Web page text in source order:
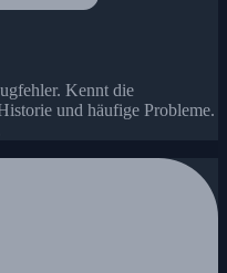
Kennt die
und häufige Probleme.